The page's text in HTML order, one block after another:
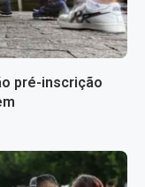
pré-inscrição